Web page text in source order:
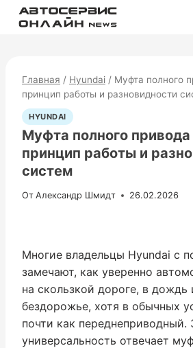
Перейти
Главная / Hyundai / Муфта полного
принцип работы и разновидности
HYUNDAI
Муфта полного
принцип работы и
систем
От Александр Шмидт 26.02.2026
Многие владельцы Hyundai с
замечают, как уверенно
на скользкой дороге, в дождь
бездорожье, хотя в обычных
почти как переднеприводный.
универсальность отвечает